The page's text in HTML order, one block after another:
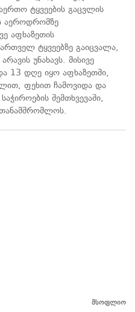
ტყვეების გაცვლის
აეროდრომზე
აფხაზეთის
ტყვეებზე გაიცვალა,
უნახავს. მისივე
13 დღე იყო აფხაზეთში,
ფეხით ჩამოვიდა და
შემთხვევაში,
მსოფლიო